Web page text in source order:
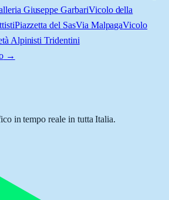
Giuseppe GarbariVicolo della
Piazzetta del SasVia MalpagaVicolo
Alpinisti Tridentini
→
in tempo reale in tutta Italia.